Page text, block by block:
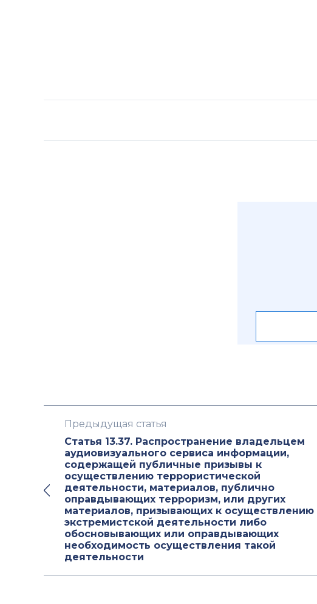
Предыдущая статья
Статья 13.37. Распространение владельцем
аудиовизуального сервиса информации,
содержащей публичные призывы к
осуществлению террористической
деятельности, материалов, публично
оправдывающих терроризм, или других
материалов, призывающих к осуществлению
экстремистской деятельности либо
обосновывающих или оправдывающих
необходимость осуществления такой
деятельности